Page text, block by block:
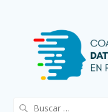
Buscar: